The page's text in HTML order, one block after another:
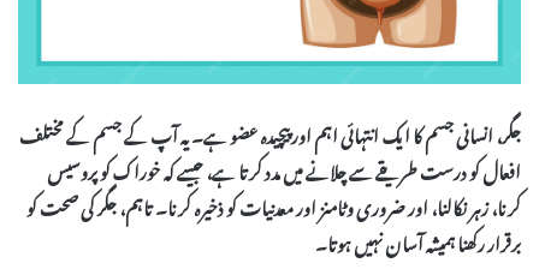
جگر، انسانی جسم کا ایک انتہائی اہم اور پیچیدہ عضو ہے۔ یہ آپ کے جسم کے مختلف
افعال کو درست طریقے سے چلانے میں مدد کرتا ہے، جیسے کہ خوراک کو پروسیس
کرنا، زہر نکالنا، اور ضروری وٹامنز اور معدنیات کو ذخیرہ کرنا۔ تاہم، جگر کی صحت کو
برقرار رکھنا ہمیشہ آسان نہیں ہوتا۔